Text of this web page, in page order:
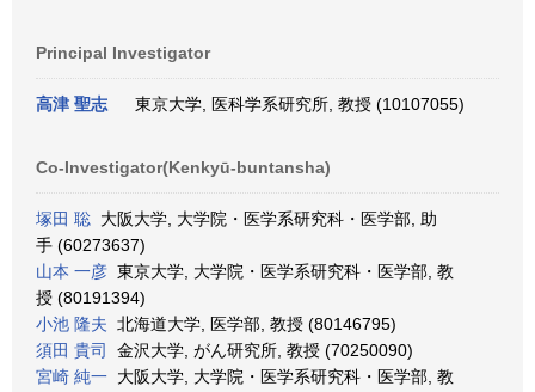
Principal Investigator
高津 聖志 東京大学, 医科学系研究所, 教授 (10107055)
Co-Investigator(Kenkyū-buntansha)
塚田 聡 大阪大学, 大学院・医学系研究科・医学部, 助
手 (60273637)
山本 一彦 東京大学, 大学院・医学系研究科・医学部, 教
授 (80191394)
小池 隆夫 北海道大学, 医学部, 教授 (80146795)
須田 貴司
金沢大学, がん研究所, 教授 (70250090)
宮崎 純一 大阪大学, 大学院・医学系研究科・医学部, 教